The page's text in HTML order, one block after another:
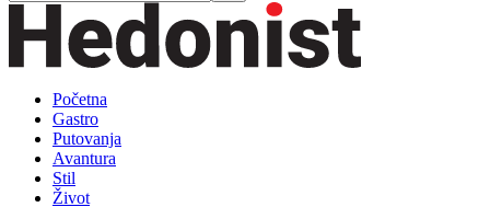
Početna
Gastro
Putovanja
Avantura
Stil
Život